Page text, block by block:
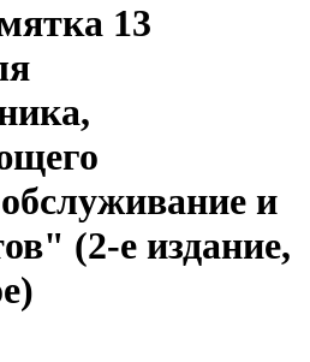
13
и
(2-е издание,